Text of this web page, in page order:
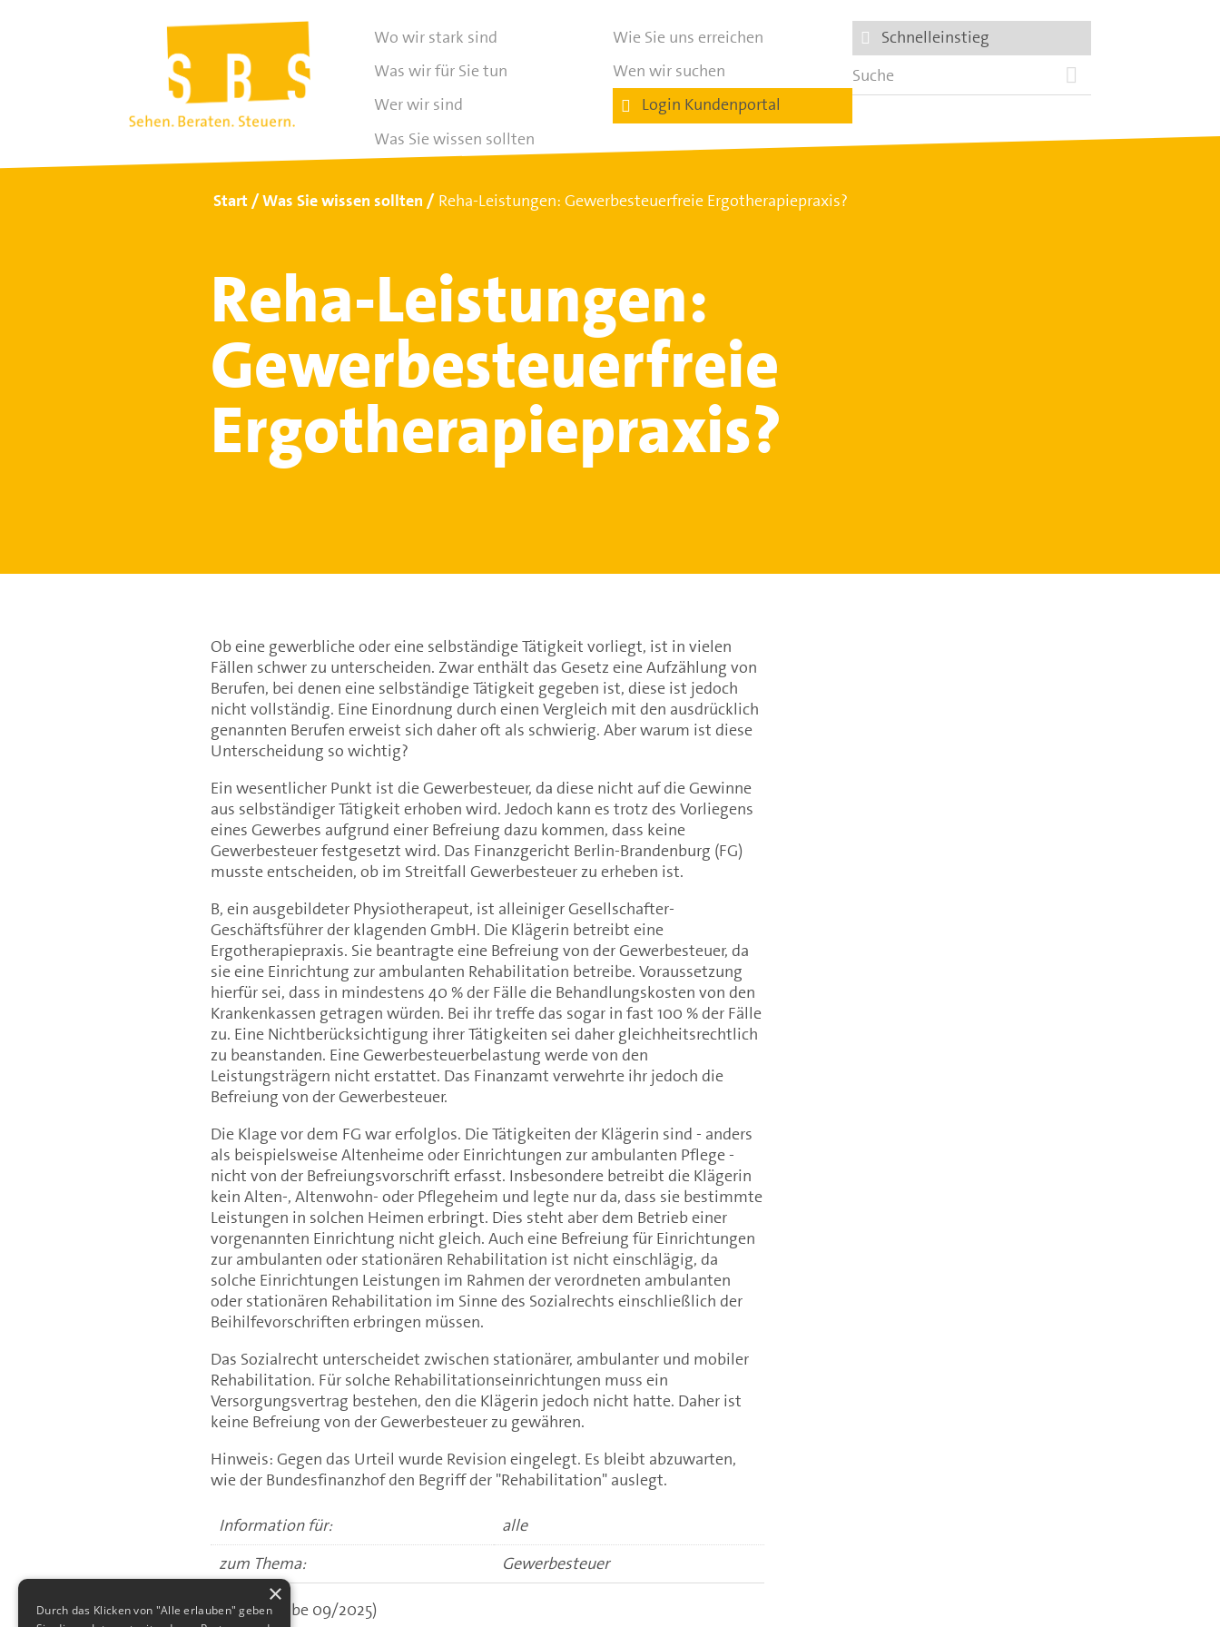
Wo wir stark sind
Was wir für Sie tun
Wer wir sind
Was Sie wissen sollten
Wie Sie uns erreichen
Wen wir suchen
Login Kundenportal
Schnelleinstieg
Start Was Sie wissen sollten Reha-Leistungen: Gewerbesteuerfreie Ergotherapiepraxis?
Reha-Leistungen:
Gewerbesteuerfreie
Ergotherapiepraxis?
Ob eine gewerbliche oder eine selbständige Tätigkeit vorliegt, ist in vielen
Fällen schwer zu unterscheiden. Zwar enthält das Gesetz eine Aufzählung von
Berufen, bei denen eine selbständige Tätigkeit gegeben ist, diese ist jedoch
nicht vollständig. Eine Einordnung durch einen Vergleich mit den ausdrücklich
genannten Berufen erweist sich daher oft als schwierig. Aber warum ist diese
Unterscheidung so wichtig?
Ein wesentlicher Punkt ist die Gewerbesteuer, da diese nicht auf die Gewinne
aus selbständiger Tätigkeit erhoben wird. Jedoch kann es trotz des Vorliegens
eines Gewerbes aufgrund einer Befreiung dazu kommen, dass keine
Gewerbesteuer festgesetzt wird. Das Finanzgericht Berlin-Brandenburg (FG)
musste entscheiden, ob im Streitfall Gewerbesteuer zu erheben ist.
B, ein ausgebildeter Physiotherapeut, ist alleiniger Gesellschafter-
Geschäftsführer der klagenden GmbH. Die Klägerin betreibt eine
Ergotherapiepraxis. Sie beantragte eine Befreiung von der Gewerbesteuer, da
sie eine Einrichtung zur ambulanten Rehabilitation betreibe. Voraussetzung
hierfür sei, dass in mindestens 40 % der Fälle die Behandlungskosten von den
Krankenkassen getragen würden. Bei ihr treffe das sogar in fast 100 % der Fälle
zu. Eine Nichtberücksichtigung ihrer Tätigkeiten sei daher gleichheitsrechtlich
zu beanstanden. Eine Gewerbesteuerbelastung werde von den
Leistungsträgern nicht erstattet. Das Finanzamt verwehrte ihr jedoch die
Befreiung von der Gewerbesteuer.
Die Klage vor dem FG war erfolglos. Die Tätigkeiten der Klägerin sind - anders
als beispielsweise Altenheime oder Einrichtungen zur ambulanten Pflege -
nicht von der Befreiungsvorschrift erfasst. Insbesondere betreibt die Klägerin
kein Alten-, Altenwohn- oder Pflegeheim und legte nur da, dass sie bestimmte
Leistungen in solchen Heimen erbringt. Dies steht aber dem Betrieb einer
vorgenannten Einrichtung nicht gleich. Auch eine Befreiung für Einrichtungen
zur ambulanten oder stationären Rehabilitation ist nicht einschlägig, da
solche Einrichtungen Leistungen im Rahmen der verordneten ambulanten
oder stationären Rehabilitation im Sinne des Sozialrechts einschließlich der
Beihilfevorschriften erbringen müssen.
Das Sozialrecht unterscheidet zwischen stationärer, ambulanter und mobiler
Rehabilitation. Für solche Rehabilitationseinrichtungen muss ein
Versorgungsvertrag bestehen, den die Klägerin jedoch nicht hatte. Daher ist
keine Befreiung von der Gewerbesteuer zu gewähren.
Hinweis: Gegen das Urteil wurde Revision eingelegt. Es bleibt abzuwarten,
wie der Bundesfinanzhof den Begriff der "Rehabilitation" auslegt.
Information für:
alle
zum Thema:
Gewerbesteuer
(aus: Ausgabe 09/2025)
×
Durch das Klicken von "Alle erlauben" geben